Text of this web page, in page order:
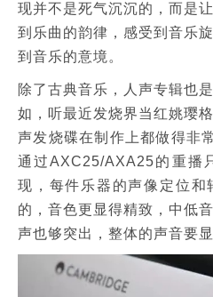
现并不是死气沉沉的，而是
到乐曲的韵律，感受到音乐
到音乐的意境。
除了古典音乐，人声专辑也
如，听最近发烧界当红姚璎
声发烧碟在制作上都做得非
通过AXC25/AXA25的重播
现，每件乐器的声像定位和
的，音色更显得精致，中低
声也够突出，整体的声音要